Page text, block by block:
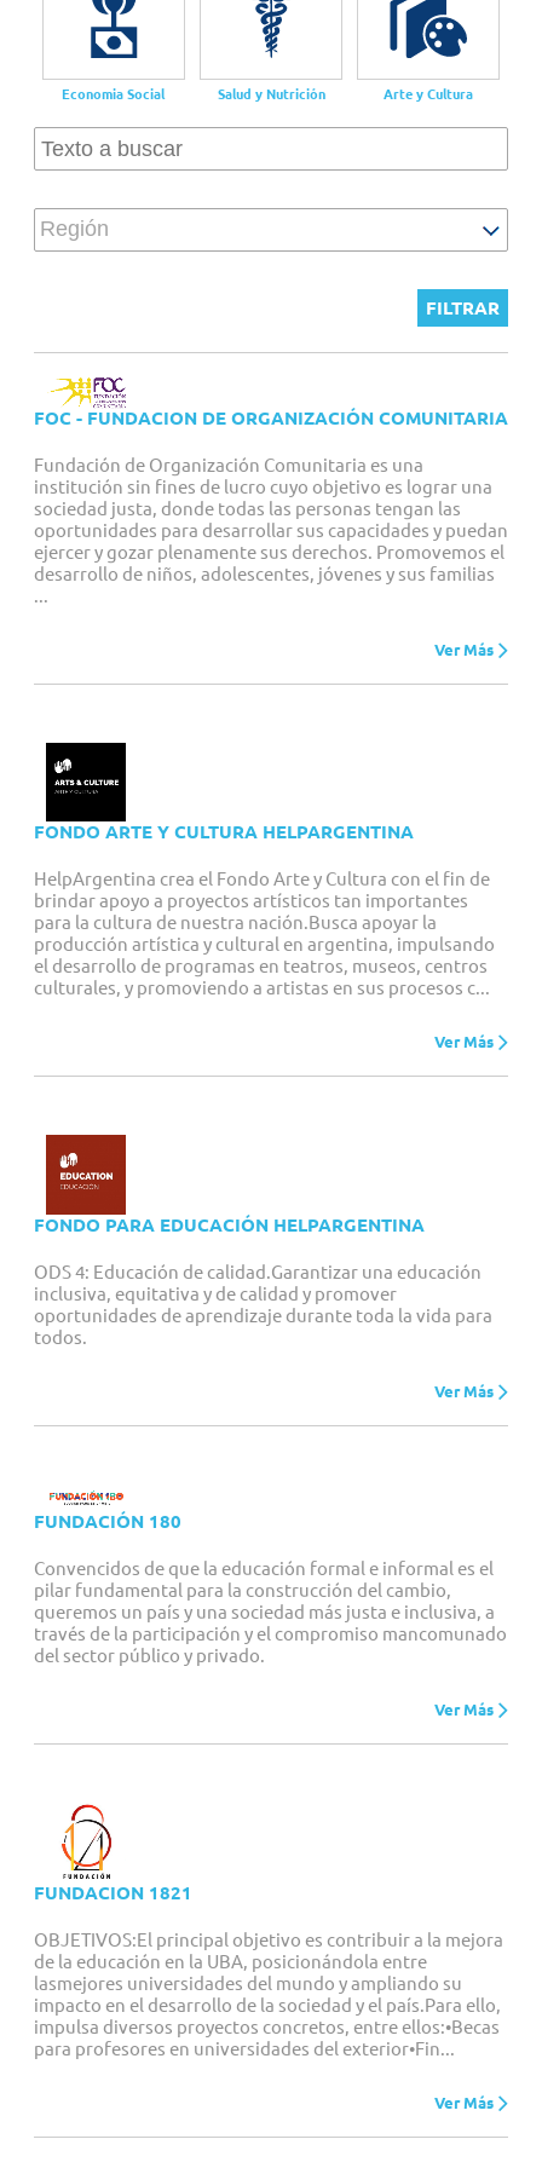
Proyectos personalizados
Economia Social Salud y Nutrición Arte y Cultura
Región
FOC - FUNDACION DE ORGANIZACIÓN COMUNITARIA
Fundación de Organización Comunitaria es una
institución sin fines de lucro cuyo objetivo es lograr una
sociedad justa, donde todas las personas tengan las
oportunidades para desarrollar sus capacidades y puedan
ejercer y gozar plenamente sus derechos. Promovemos el
desarrollo de niños, adolescentes, jóvenes y sus familias
...
Ver Más
FONDO ARTE Y CULTURA HELPARGENTINA
HelpArgentina crea el Fondo Arte y Cultura con el fin de
brindar apoyo a proyectos artísticos tan importantes
para la cultura de nuestra nación.Busca apoyar la
producción artística y cultural en argentina, impulsando
el desarrollo de programas en teatros, museos, centros
culturales, y promoviendo a artistas en sus procesos c...
Ver Más
FONDO PARA EDUCACIÓN HELPARGENTINA
ODS 4: Educación de calidad.Garantizar una educación
inclusiva, equitativa y de calidad y promover
oportunidades de aprendizaje durante toda la vida para
todos.
Ver Más
FUNDACIÓN 180
Convencidos de que la educación formal e informal es el
pilar fundamental para la construcción del cambio,
queremos un país y una sociedad más justa e inclusiva, a
través de la participación y el compromiso mancomunado
del sector público y privado.
Ver Más
FUNDACION 1821
OBJETIVOS:El principal objetivo es contribuir a la mejora
de la educación en la UBA, posicionándola entre
lasmejores universidades del mundo y ampliando su
impacto en el desarrollo de la sociedad y el país.Para ello,
impulsa diversos proyectos concretos, entre ellos:•Becas
para profesores en universidades del exterior•Fin...
Ver Más